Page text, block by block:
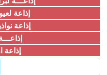
إذاعة
إذاعة
إذاعة